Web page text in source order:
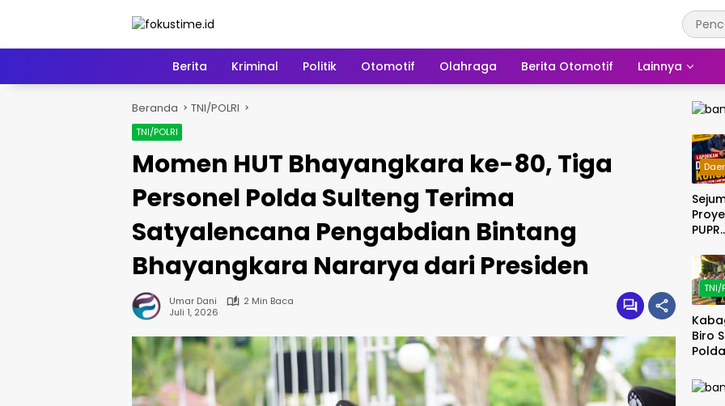
HomeBerita Kriminal Politik Otomotif Olahraga Berita Otomotif Lainnya
Beranda TNI/POLRI
TNI/POLRI
Momen HUT Bhayangkara ke-80, Tiga
Personel Polda Sulteng Terima
Satyalencana Pengabdian Bintang
Bhayangkara Nararya dari Presiden
Umar Dani
2 Min Baca
Juli 1, 2026
PUPR
dan
DPP
Ke
TNI/
Biro